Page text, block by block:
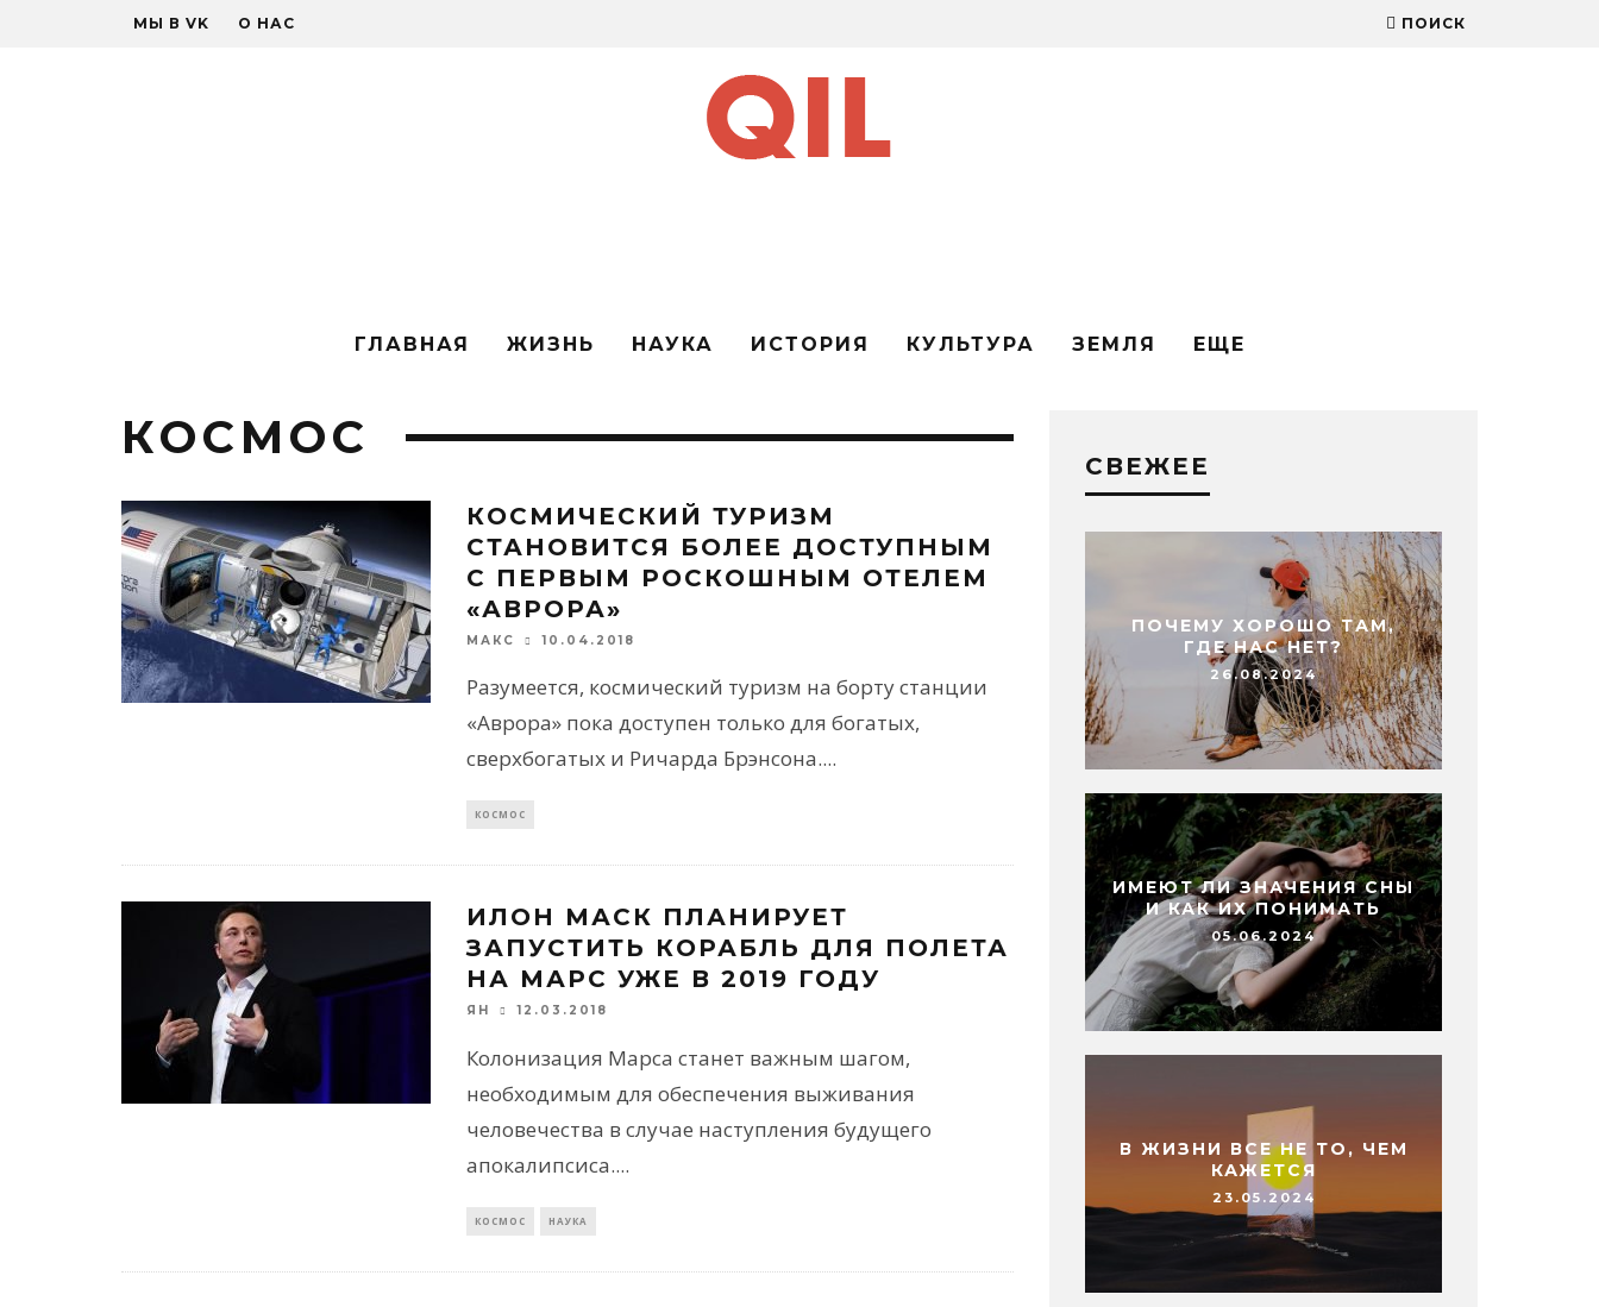
МЫ В VK О НАС ПОИСК
ГЛАВНАЯ ЖИЗНЬ НАУКА ИСТОРИЯ КУЛЬТУРА ЗЕМЛЯ ЕЩЕ
КОСМОС
КОСМИЧЕСКИЙ ТУРИЗМ
СТАНОВИТСЯ БОЛЕЕ ДОСТУПНЫМ
С ПЕРВЫМ РОСКОШНЫМ ОТЕЛЕМ
«АВРОРА»
МАКС 10.04.2018
Разумеется, космический туризм на борту станции
«Аврора» пока доступен только для богатых,
сверхбогатых и Ричарда Брэнсона....
КОСМОС
ИЛОН МАСК ПЛАНИРУЕТ
ЗАПУСТИТЬ КОРАБЛЬ ДЛЯ ПОЛЕТА
НА МАРС УЖЕ В 2019 ГОДУ
ЯН 12.03.2018
Колонизация Марса станет важным шагом,
необходимым для обеспечения выживания
человечества в случае наступления будущего
апокалипсиса....
КОСМОС НАУКА
СВЕЖЕЕ
ПОЧЕМУ ХОРОШО ТАМ,
ГДЕ НАС НЕТ?
26.08.2024
ИМЕЮТ ЛИ ЗНАЧЕНИЯ СНЫ
И КАК ИХ ПОНИМАТЬ
05.06.2024
В ЖИЗНИ ВСЕ НЕ ТО, ЧЕМ
КАЖЕТСЯ
23.05.2024